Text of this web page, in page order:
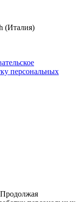
(Италия)
персональных